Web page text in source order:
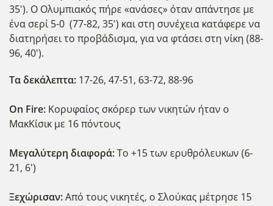
35'). Ο Ολυμπιακός πήρε «ανάσες» όταν απάντησε με
ένα σερί 5-0 (77-82, 35') και στη συνέχεια κατάφερε να
διατηρήσει το προβάδισμα, για να φτάσει στη νίκη (88-
96, 40').
Τα δεκάλεπτα: 17-26, 47-51, 63-72, 88-96
On Fire: Κορυφαίος σκόρερ των νικητών ήταν ο
ΜακΚίσικ με 16 πόντους
Μεγαλύτερη διαφορά:Το +15 των ερυθρόλευκων (6-
21, 6')
Ξεχώρισαν:Από τους νικητές, ο Σλούκας μέτρησε 15